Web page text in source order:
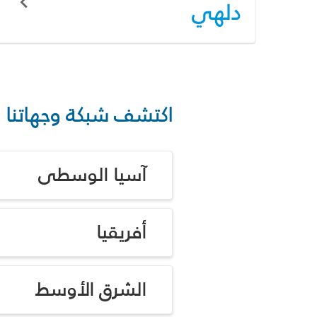
دلهي
اكتشف شبكة وجهاتنا
آسيا الوسطى
أفريقيا
الشرق الأوسط